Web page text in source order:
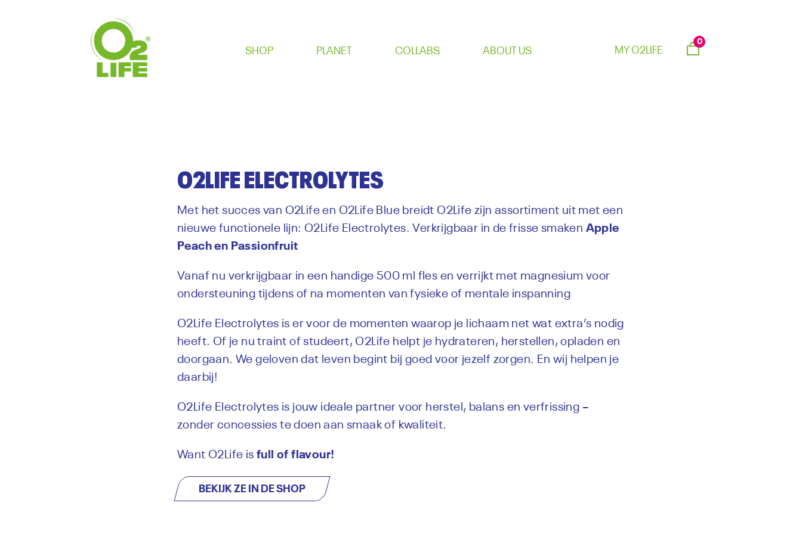
SHOP PLANET COLLABS ABOUT US MY O2LIFE
0
O2LIFE ELECTROLYTES
Met het succes van O2Life en O2Life Blue breidt O2Life zijn assortiment uit met een
nieuwe functionele lijn: O2Life Electrolytes. Verkrijgbaar in de frisse smaken Apple
Peach en Passionfruit
Vanaf nu verkrijgbaar in een handige 500 ml fles en verrijkt met magnesium voor
ondersteuning tijdens of na momenten van fysieke of mentale inspanning
O2Life Electrolytes is er voor de momenten waarop je lichaam net wat extra’s nodig
heeft. Of je nu traint of studeert, O2Life helpt je hydrateren, herstellen, opladen en
doorgaan. We geloven dat leven begint bij goed voor jezelf zorgen. En wij helpen je
daarbij!
O2Life Electrolytes is jouw ideale partner voor herstel, balans en verfrissing –
zonder concessies te doen aan smaak of kwaliteit.
Want O2Life is full of flavour!
BEKIJK ZE IN DE SHOP